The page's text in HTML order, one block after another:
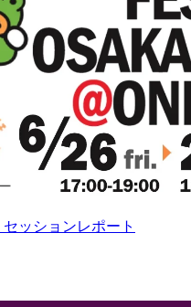
ッションレポート